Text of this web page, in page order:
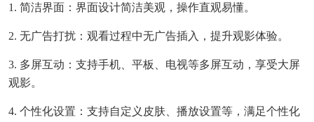
1. 简洁界面：界面设计简洁美观，操作直观易懂。
2. 无广告打扰：观看过程中无广告插入，提升观影体验。
3. 多屏互动：支持手机、平板、电视等多屏互动，享受大屏
观影。
4. 个性化设置：支持自定义皮肤、播放设置等，满足个性化